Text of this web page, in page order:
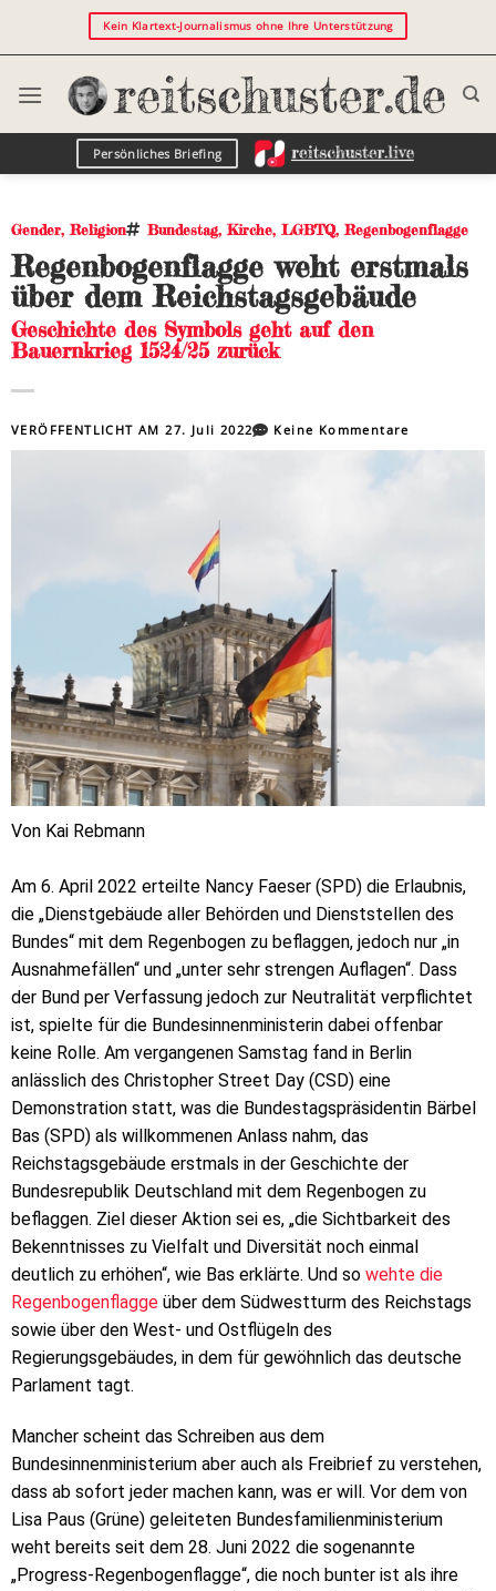
Kein Klartext-Journalismus ohne Ihre Unterstützung
Persönliches Briefing
Gender, Religion Bundestag, Kirche, LGBTQ, Regenbogenflagge
Regenbogenflagge weht erstmals
über dem Reichstagsgebäude
Geschichte des Symbols geht auf den
Bauernkrieg 1524/25 zurück
VERÖFFENTLICHT AM27. Juli 2022 Keine Kommentare
Von Kai Rebmann
Am 6. April 2022 erteilte Nancy Faeser (SPD) die Erlaubnis,
die „Dienstgebäude aller Behörden und Dienststellen des
Bundes“ mit dem Regenbogen zu beflaggen, jedoch nur „in
Ausnahmefällen“ und „unter sehr strengen Auflagen“. Dass
der Bund per Verfassung jedoch zur Neutralität verpflichtet
ist, spielte für die Bundesinnenministerin dabei offenbar
keine Rolle. Am vergangenen Samstag fand in Berlin
anlässlich des Christopher Street Day (CSD) eine
Demonstration statt, was die Bundestagspräsidentin Bärbel
Bas (SPD) als willkommenen Anlass nahm, das
Reichstagsgebäude erstmals in der Geschichte der
Bundesrepublik Deutschland mit dem Regenbogen zu
beflaggen. Ziel dieser Aktion sei es, „die Sichtbarkeit des
Bekenntnisses zu Vielfalt und Diversität noch einmal
deutlich zu erhöhen“, wie Bas erklärte. Und so wehte die
Regenbogenflagge über dem Südwestturm des Reichstags
sowie über den West- und Ostflügeln des
Regierungsgebäudes, in dem für gewöhnlich das deutsche
Parlament tagt.
Mancher scheint das Schreiben aus dem
Bundesinnenministerium aber auch als Freibrief zu verstehen,
dass ab sofort jeder machen kann, was er will. Vor dem von
Lisa Paus (Grüne) geleiteten Bundesfamilienministerium
weht bereits seit dem 28. Juni 2022 die sogenannte
„Progress-Regenbogenflagge“, die noch bunter ist als ihre